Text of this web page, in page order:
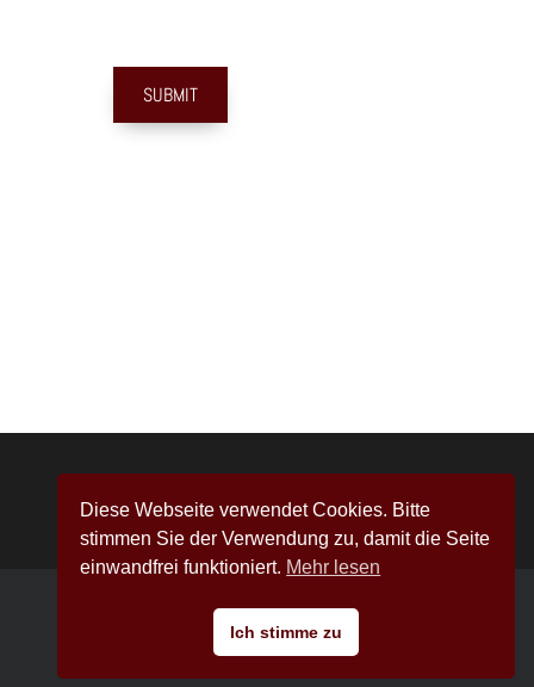
Kontakt Links
Impressum
Datenschutzerklärung
Copyright 2026 Lady Xenia | All Rights Reserved | Powered by
Diese Webseite verwendet Cookies. Bitte
stimmen Sie der Verwendung zu, damit die Seite
einwandfrei funktioniert. Mehr lesen
Ich stimme zu